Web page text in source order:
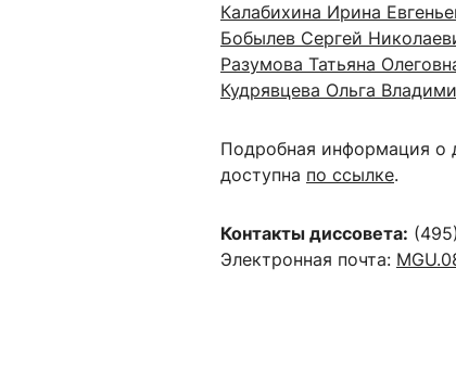
Калабихина Ирина
Бобылев Сергей
Разумова Татьяна
Кудрявцева Ольга
Подробная информация о
доступна по ссылке.
Контакты диссовета: (495)
Электронная почта: